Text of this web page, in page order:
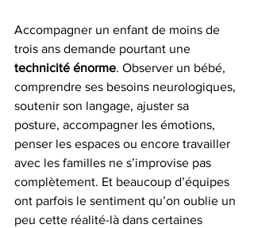
Accompagner un enfant de moins de
trois ans demande pourtant une
technicité énorme. Observer un bébé,
comprendre ses besoins neurologiques,
soutenir son langage, ajuster sa
posture, accompagner les émotions,
penser les espaces ou encore travailler
avec les familles ne s’improvise pas
complètement. Et beaucoup d’équipes
ont parfois le sentiment qu’on oublie un
peu cette réalité-là dans certaines